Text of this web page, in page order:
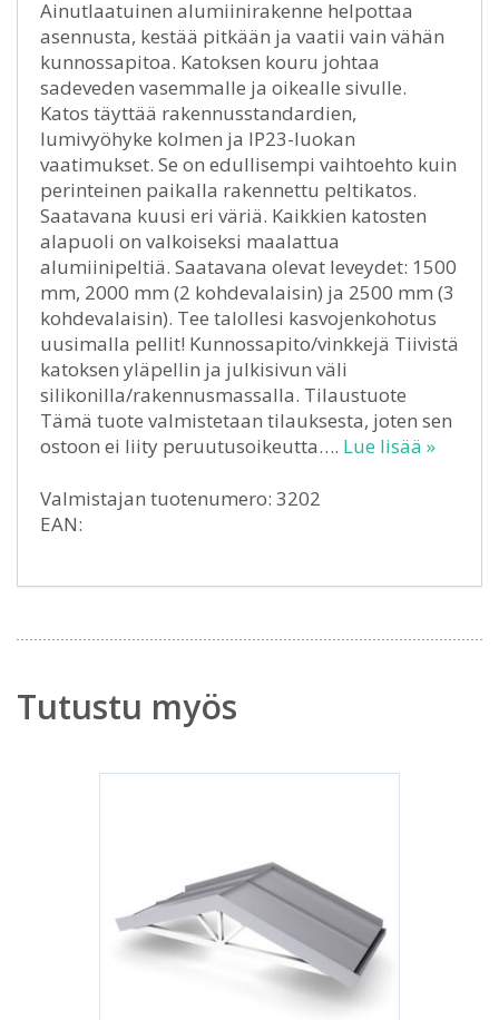
Ainutlaatuinen alumiinirakenne helpottaa
asennusta, kestää pitkään ja vaatii vain vähän
kunnossapitoa. Katoksen kouru johtaa
sadeveden vasemmalle ja oikealle sivulle.
Katos täyttää rakennusstandardien,
lumivyöhyke kolmen ja IP23-luokan
vaatimukset. Se on edullisempi vaihtoehto kuin
perinteinen paikalla rakennettu peltikatos.
Saatavana kuusi eri väriä. Kaikkien katosten
alapuoli on valkoiseksi maalattua
alumiinipeltiä. Saatavana olevat leveydet: 1500
mm, 2000 mm (2 kohdevalaisin) ja 2500 mm (3
kohdevalaisin). Tee talollesi kasvojenkohotus
uusimalla pellit! Kunnossapito/vinkkejä Tiivistä
katoksen yläpellin ja julkisivun väli
silikonilla/rakennusmassalla. Tilaustuote
Tämä tuote valmistetaan tilauksesta, joten sen
ostoon ei liity peruutusoikeutta…. Lue lisää »
Valmistajan tuotenumero: 3202
EAN:
Tutustu myös